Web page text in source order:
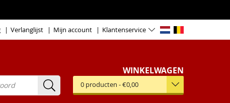
Verlanglijst Mijn account Klantenservice
WINKELWAGEN
0 producten -€0,00